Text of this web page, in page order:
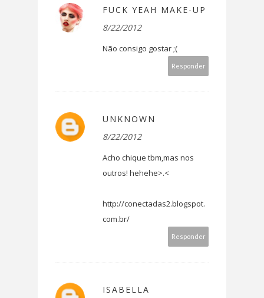
FUCK YEAH MAKE-UP
8/22/2012
Não consigo gostar ;(
Responder
UNKNOWN
8/22/2012
Acho chique tbm,mas nos
outros! hehehe>.<
http://conectadas2.blogspot.
com.br/
Responder
ISABELLA